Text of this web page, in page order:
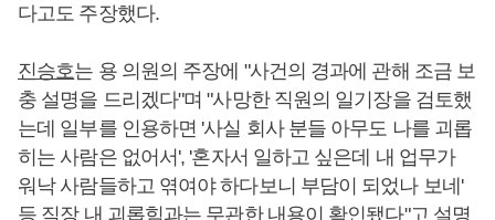
다고도 주장했다.
진승호는 용 의원의 주장에 "사건의 경과에 관해 조금 보
충 설명을 드리겠다"며 "사망한 직원의 일기장을 검토했
는데 일부를 인용하면 '사실 회사 분들 아무도 나를 괴롭
히는 사람은 없어서', '혼자서 일하고 싶은데 내 업무가
워낙 사람들하고 엮여야 하다보니 부담이 되었나 보네'
등 직장 내 괴롭힘과는 무관한 내용이 확인됐다"고 설명